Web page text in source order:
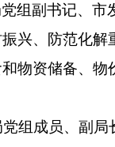
组副书记、
兴、防范化
物资储备、
组成员、副